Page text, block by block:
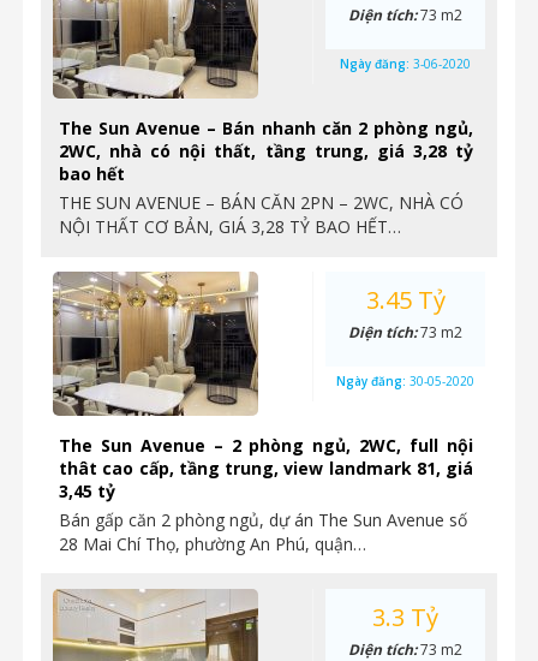
The Sun Avenue – Bán nhanh căn 2 phòng ngủ,
2WC, nhà có nội thất, tầng trung, giá 3,28 tỷ
bao hết
THE SUN AVENUE – BÁN CĂN 2PN – 2WC, NHÀ CÓ
NỘI THẤT CƠ BẢN, GIÁ 3,28 TỶ BAO HẾT…
Diện tích:73 m2
Ngày đăng: 3-06-2020
The Sun Avenue – 2 phòng ngủ, 2WC, full nội
thât cao cấp, tầng trung, view landmark 81, giá
3,45 tỷ
Bán gấp căn 2 phòng ngủ, dự án The Sun Avenue số
28 Mai Chí Thọ, phường An Phú, quận…
3.45 Tỷ
Diện tích:73 m2
Ngày đăng: 30-05-2020
3.3 Tỷ
Diện tích:73 m2